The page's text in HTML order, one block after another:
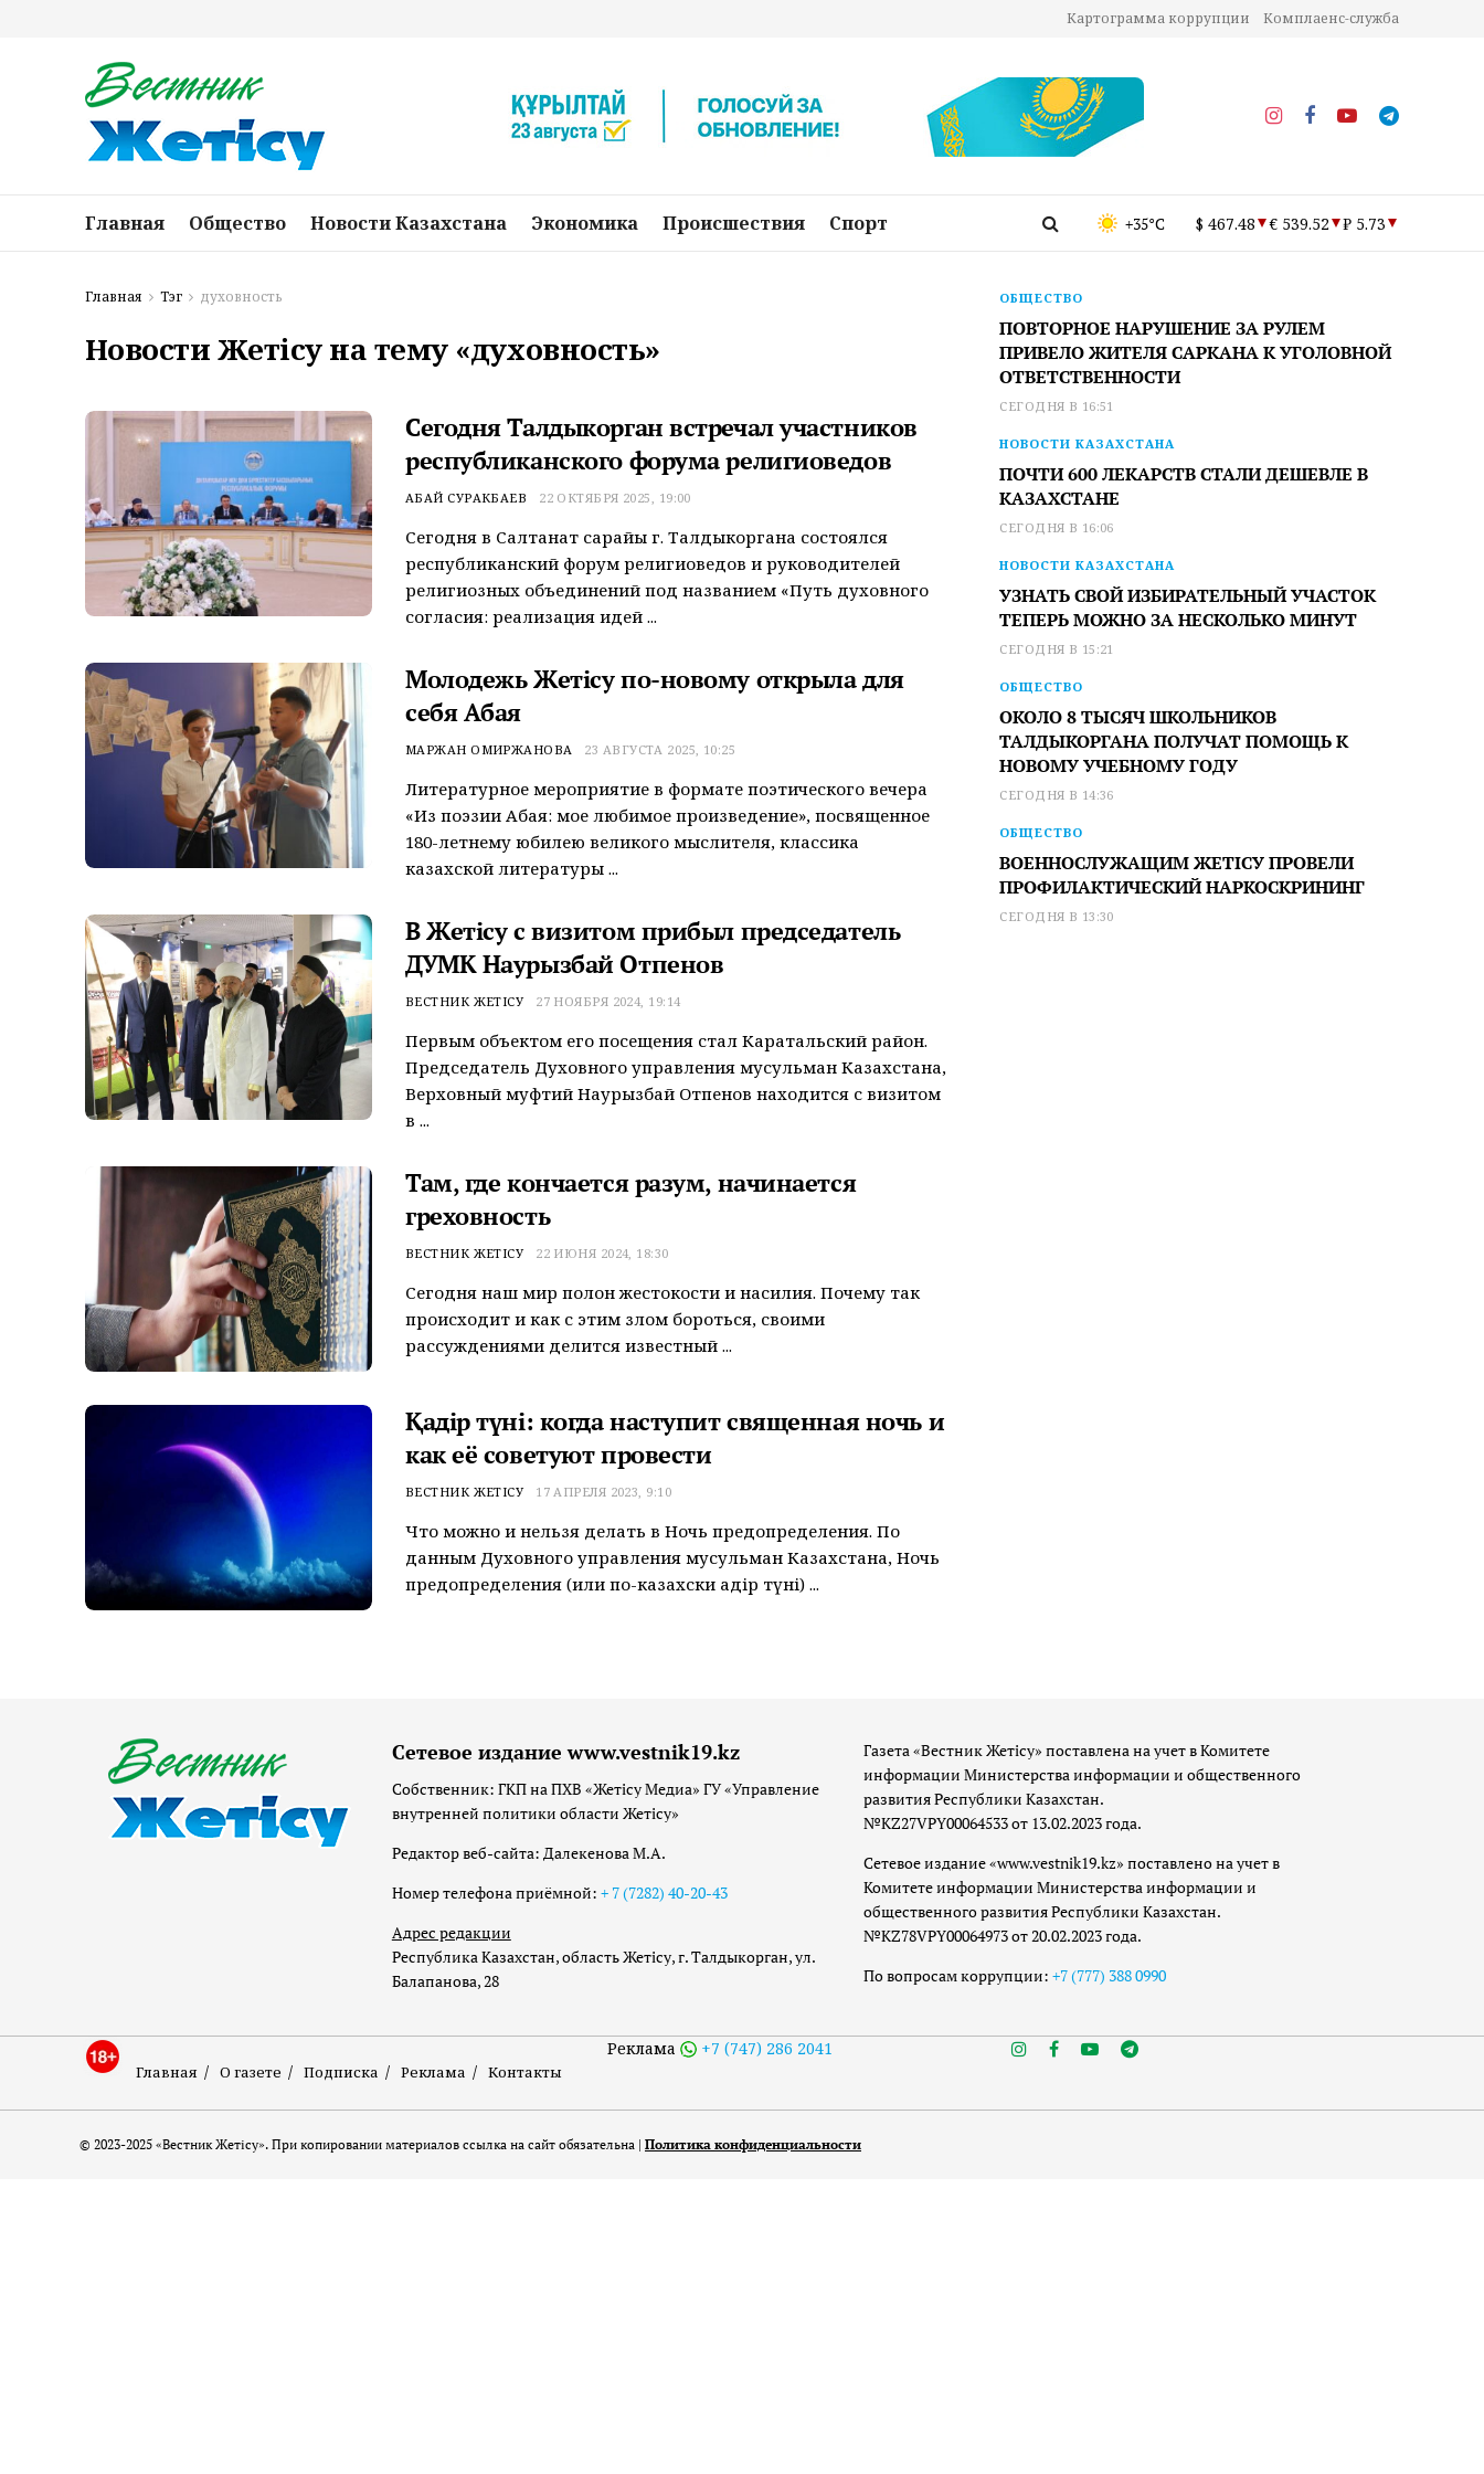
Картограмма коррупции Комплаенс-служба
Главная Общество Новости Казахстана Экономика Происшествия Спорт +35°C $ 467.48 € 539.52 ₽ 5.73
Главная Тэг духовность
Новости Жетісу на тему «духовность»
Сегодня Талдыкорган встречал участников
республиканского форума религиоведов
АБАЙ СУРАКБАЕВ 22 ОКТЯБРЯ 2025, 19:00
Сегодня в Салтанат сарайы г. Талдыкоргана состоялся
республиканский форум религиоведов и руководителей
религиозных объединений под названием «Путь духовного
согласия: реализация идей ...
Молодежь Жетісу по-новому открыла для
себя Абая
МАРЖАН ОМИРЖАНОВА 23 АВГУСТА 2025, 10:25
Литературное мероприятие в формате поэтического вечера
«Из поэзии Абая: мое любимое произведение», посвященное
180-летнему юбилею великого мыслителя, классика
казахской литературы ...
В Жетісу с визитом прибыл председатель
ДУМК Наурызбай Отпенов
ВЕСТНИК ЖЕТІСУ 27 НОЯБРЯ 2024, 19:14
Первым объектом его посещения стал Каратальский район.
Председатель Духовного управления мусульман Казахстана,
Верховный муфтий Наурызбай Отпенов находится с визитом
в ...
Там, где кончается разум, начинается
греховность
ВЕСТНИК ЖЕТІСУ 22 ИЮНЯ 2024, 18:30
Сегодня наш мир полон жестокости и насилия. Почему так
происходит и как с этим злом бороться, своими
рассуждениями делится известный ...
Қадір түні: когда наступит священная ночь и
как её советуют провести
ВЕСТНИК ЖЕТІСУ 17 АПРЕЛЯ 2023, 9:10
Что можно и нельзя делать в Ночь предопределения. По
данным Духовного управления мусульман Казахстана, Ночь
предопределения (или по-казахски Қадір түні) ...
ОБЩЕСТВО
ПОВТОРНОЕ НАРУШЕНИЕ ЗА РУЛЕМ
ПРИВЕЛО ЖИТЕЛЯ САРКАНА К УГОЛОВНОЙ
ОТВЕТСТВЕННОСТИ
СЕГОДНЯ В 16:51
НОВОСТИ КАЗАХСТАНА
ПОЧТИ 600 ЛЕКАРСТВ СТАЛИ ДЕШЕВЛЕ В
КАЗАХСТАНЕ
СЕГОДНЯ В 16:06
НОВОСТИ КАЗАХСТАНА
УЗНАТЬ СВОЙ ИЗБИРАТЕЛЬНЫЙ УЧАСТОК
ТЕПЕРЬ МОЖНО ЗА НЕСКОЛЬКО МИНУТ
СЕГОДНЯ В 15:21
ОБЩЕСТВО
ОКОЛО 8 ТЫСЯЧ ШКОЛЬНИКОВ
ТАЛДЫКОРГАНА ПОЛУЧАТ ПОМОЩЬ К
НОВОМУ УЧЕБНОМУ ГОДУ
СЕГОДНЯ В 14:36
ОБЩЕСТВО
ВОЕННОСЛУЖАЩИМ ЖЕТІСУ ПРОВЕЛИ
ПРОФИЛАКТИЧЕСКИЙ НАРКОСКРИНИНГ
СЕГОДНЯ В 13:30
Сетевое издание www.vestnik19.kz
Собственник: ГКП на ПХВ «Жетісу Медиа» ГУ «Управление
внутренней политики области Жетісу»
Редактор веб-сайта: Далекенова М.А.
Номер телефона приёмной: + 7 (7282) 40-20-43
Адрес редакции
Республика Казахстан, область Жетісу, г. Талдыкорган, ул.
Балапанова, 28
Газета «Вестник Жетісу» поставлена на учет в Комитете
информации Министерства информации и общественного
развития Республики Казахстан.
№KZ27VPY00064533 от 13.02.2023 года.
Сетевое издание «www.vestnik19.kz» поставлено на учет в
Комитете информации Министерства информации и
общественного развития Республики Казахстан.
№KZ78VPY00064973 от 20.02.2023 года.
По вопросам коррупции: +7 (777) 388 0990
Главная О газете Подписка Реклама Контакты
Реклама +7 (747) 286 2041
© 2023-2025 «Вестник Жетісу». При копировании материалов ссылка на сайт обязательна | Политика конфиденциальности